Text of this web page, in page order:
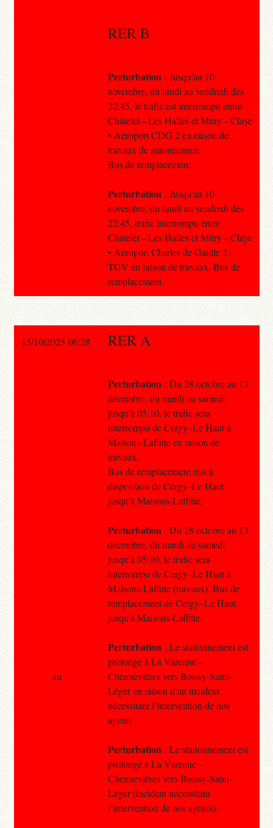
RER B
Perturbation : Jusqu'au 10
novembre, du lundi au vendredi dès
22:45, le trafic est interrompu entre
Châtelet – Les Halles et Mitry – Claye
• Aéroport CDG 2 en raison de
travaux de maintenance.
Bus de remplacement.
Perturbation : Jusqu'au 10
novembre, du lundi au vendredi dès
22:45, trafic interrompu entre
Châtelet – Les Halles et Mitry – Claye
• Aéroport Charles de Gaulle 2 –
TGV en raison de travaux. Bus de
remplacement.
15/10/2025 06:28 RER A
Perturbation : Du 28 octobre au 13
décembre, du mardi au samedi
jusqu'à 05:10, le trafic sera
interrompu de Cergy–Le Haut à
Maisons-Laffitte en raison de
travaux.
Bus de remplacement mis à
disposition de Cergy–Le Haut
jusqu'à Maisons-Laffitte.
Perturbation : Du 28 octobre au 13
décembre, du mardi au samedi
jusqu'à 05:10, le trafic sera
interrompu de Cergy–Le Haut à
Maisons-Laffitte (travaux). Bus de
remplacement de Cergy–Le Haut
jusqu'à Maisons-Laffitte.
Perturbation : Le stationnement est
prolongé à La Varenne –
Chennevières vers Boissy-Saint-
Léger en raison d'un incident
nécessitant l’intervention de nos
agents .
Perturbation : Le stationnement est
prolongé à La Varenne –
Chennevières vers Boissy-Saint-
Léger (incident nécessitant
l’intervention de nos agents).
au